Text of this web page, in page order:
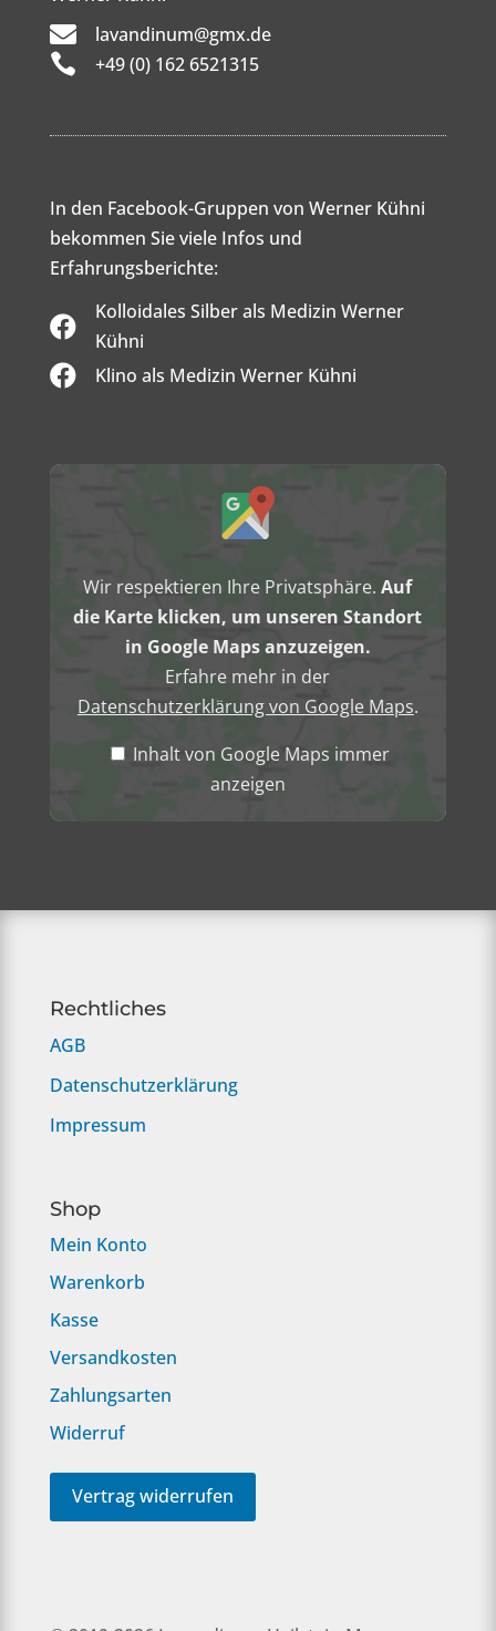
 lavandinum@gmx.de
 +49 (0) 162 6521315
In den Facebook-Gruppen von Werner Kühni
bekommen Sie viele Infos und
Erfahrungsberichte:

Kolloidales Silber als Medizin Werner
Kühni
 Klino als Medizin Werner Kühni
Inhalt
Wir respektieren Ihre Privatsphäre.Auf
die Karte klicken, um unseren Standort
in Google Maps anzuzeigen.
Erfahre mehr in der
Datenschutzerklärung von Google Maps.
Inhalt von Google Maps immer
anzeigen
Rechtliches
AGB
Datenschutzerklärung
Impressum
Shop
Mein Konto
Warenkorb
Kasse
Versandkosten
Zahlungsarten
Widerruf
Vertrag widerrufen